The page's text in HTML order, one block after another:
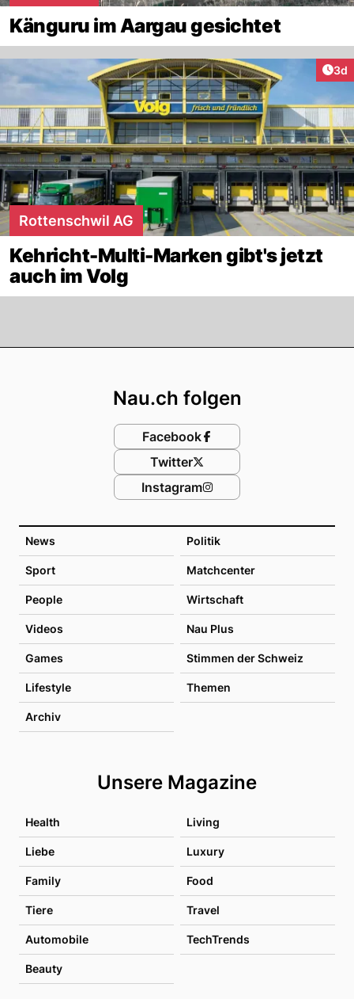
Känguru im Aargau gesichtet
3d
Rottenschwil AG
Kehricht-Multi-Marken gibt's jetzt
auch im Volg
News Politik
Sport Matchcenter
People Wirtschaft
Videos Nau Plus
Games Stimmen der Schweiz
Lifestyle Themen
Archiv
Unsere Magazine
Health Living
Liebe Luxury
Family Food
Tiere Travel
Automobile TechTrends
Beauty
Nau.ch folgen
Facebook
Twitter
Instagram